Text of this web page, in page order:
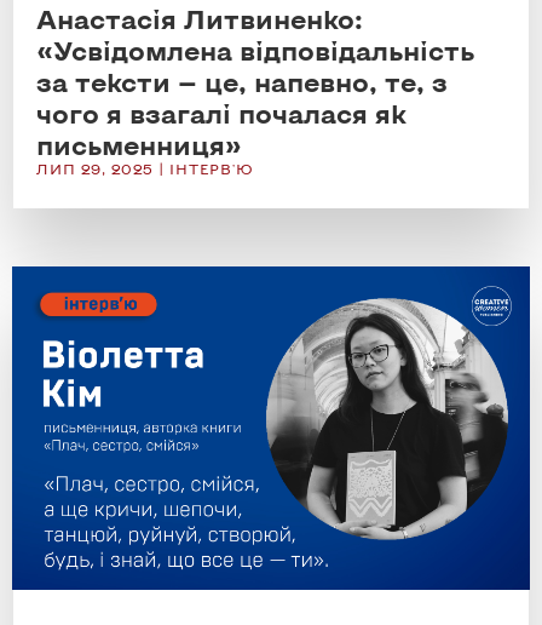
Анастасія Литвиненко:
«Усвідомлена відповідальність
за тексти — це, напевно, те, з
чого я взагалі почалася як
письменниця»
ЛИП 29, 2025 | ІНТЕРВ'Ю